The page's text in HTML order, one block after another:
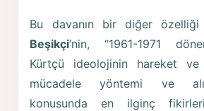
Bu davanın bir diğer
Beşikçi’nin, “1961-1971
Kürtçü ideolojinin hareket
mücadele yöntemi ve
konusunda en ilginç